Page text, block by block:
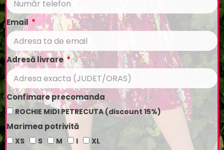
Email
Adresă livrare
Confimare precomanda
ROCHIE MIDI PETRECUTA (discount 15%)
Marimea potrivită
XS S M l
XL